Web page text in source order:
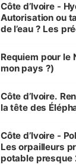
Côte d’Ivoire -
Autorisation ou
de l’eau ? Les
Requiem pour le
mon pays ?)
Côte d’Ivoire.
la tête des
Côte d’Ivoire -
Les orpailleurs
potable presque